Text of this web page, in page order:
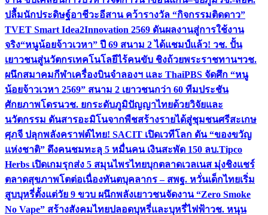
ปลื้มนักประดิษฐ์อาชีวะอีสาน คว้ารางวัล “กิจกรรมติดดาว”
TVET Smart Idea2Innovation 2569 ดันผลงานสู่การใช้งาน
จริง“หนูน้อยจ้าวเวหา” ปี 69 สนาม 2 ได้แชมป์แล้ว! วช. ปั้น
เยาวชนสู่นวัตกรเทคโนโลยีไร้คนขับ ชิงถ้วยพระราชทานฯวช.
ผนึกสมาคมกีฬาเครื่องบินจำลองฯ และ ThaiPBS จัดศึก “หนู
น้อยจ้าวเวหา 2569” สนาม 2 เยาวชนกว่า 60 ทีมประชัน
ศักยภาพโดรนวช. ยกระดับภูมิปัญญาไทยด้วยวิจัยและ
นวัตกรรม ดันสารอะมิโนจากพืชสร้างรายได้สู่ชุมชนศรีสะเกษ
ศุภจี ปลุกพลังคราฟต์ไทย! SACIT เปิดเวทีโลก ดัน “ของขวัญ
แห่งชาติ” ดึงคนชมทะลุ 5 หมื่นคน เงินสะพัด 150 ลบ.Tipco
Herbs เปิดเกมรุกส่ง 5 สมุนไพรไทยบุกตลาดเวลเนส มุ่งชิงแชร์
ตลาดสุขภาพโตต่อเนื่องทันตบุคลากร – สพฐ. หวั่นเด็กไทยเริ่ม
สูบบุหรี่ตั้งแต่วัย 9 ขวบ ผนึกพลังเยาวชนจัดงาน “Zero Smoke
No Vape” สร้างสังคมไทยปลอดบุหรี่และบุหรี่ไฟฟ้าวช. หนุน